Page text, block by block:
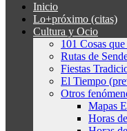
Inicio
Lo+próximo (citas)
Cultura y Ocio
101 Cosas
Rutas de
Fiestas
El Tiempo
Otros
Mapas
Horas